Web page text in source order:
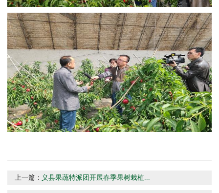
上一篇： 义县果蔬特派团开展春季果树栽植...